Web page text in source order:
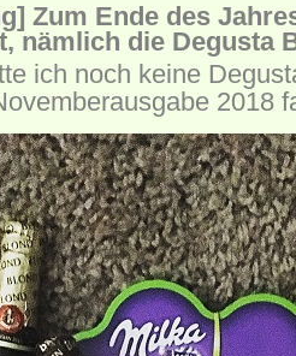
Zum Ende des
nämlich die Degusta
ich noch keine
2018